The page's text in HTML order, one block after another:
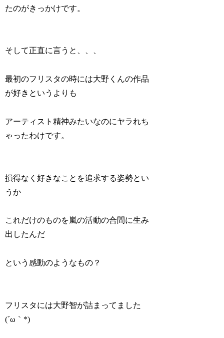
たのがきっかけです。
そして正直に言うと、、、
最初のフリスタの時には大野くんの作品
が好きというよりも
アーティスト精神みたいなのにヤラれち
ゃったわけです。
損得なく好きなことを追求する姿勢とい
うか
これだけのものを嵐の活動の合間に生み
出したんだ
という感動のようなもの？
フリスタには大野智が詰まってました
(´ω｀*)